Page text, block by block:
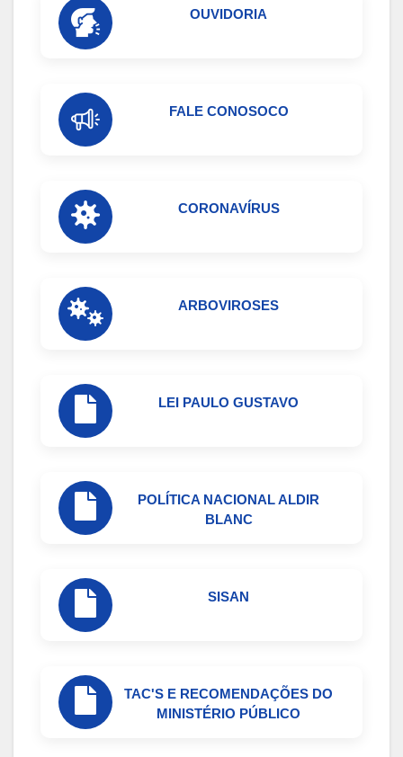
OUVIDORIA
FALE CONOSOCO
CORONAVÍRUS
ARBOVIROSES
LEI PAULO GUSTAVO
POLÍTICA NACIONAL ALDIR
BLANC
SISAN
TAC'S E RECOMENDAÇÕES DO
MINISTÉRIO PÚBLICO